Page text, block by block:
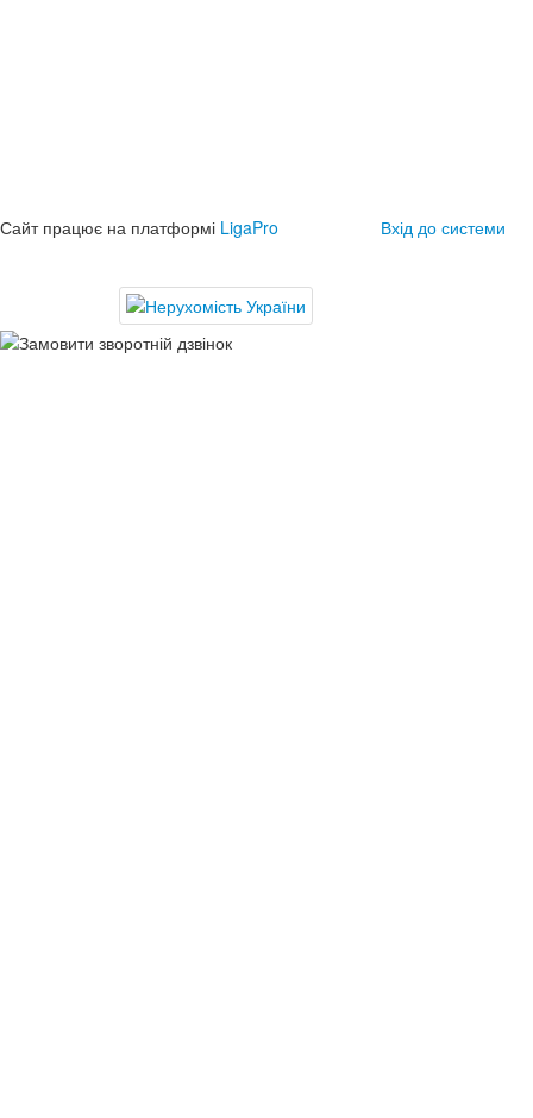
Сайт працює на платформі LigaPro Вхід до системи